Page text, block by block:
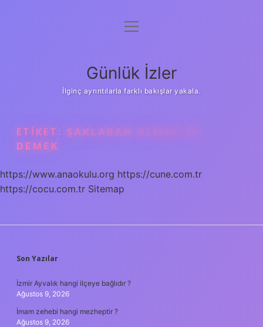
Anasayfa
Yasal Uyarı
menüyü
Günlük İzler
İlginç ayrıntılarla farklı bakışlar yakala.
ETIKET: ŞAKLABAN OLMAK NE
DEMEK
https://www.anaokulu.org https://cune.com.tr
https://cocu.com.tr Sitemap
SIDEBAR
Son Yazılar
İzmir Ayvalık hangi ilçeye bağlıdır ?
Ağustos 9, 2026
İmam zehebi hangi mezheptir ?
Ağustos 9, 2026